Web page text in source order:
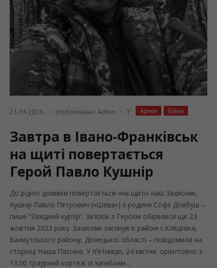
23.04.2026 опубліковано Admin У Армія Війна
Завтра в Івано-Франківськ
на щиті повертається
Герой Павло Кушнір
До рідної домівки повертається «на щиті» наш Захисник,
Кушнір Павло Петрович («Шева») з родини Софії Довбуш –
пише “Західний кур’єр”. Зв’язок з Героєм обірвався ще 23
жовтня 2023 року. Захисник загинув в районі с.Кліщіївка,
Бахмутського району, Донецької області – повідомили на
сторінці Наша Пасічна. У пʼятницю, 24 квітня, орієнтовно з
13.00 траурний кортеж із загиблим...